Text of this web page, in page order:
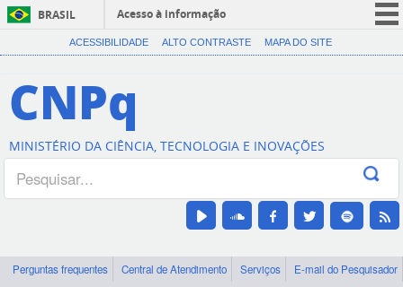
BRASIL
Acesso à informação
CORONAVÍRUS (COVID-19)
Canais
ACESSIBILIDADE ALTO CONTRASTE MAPA DO SITE
CNPq
MINISTÉRIO DA CIÊNCIA, TECNOLOGIA E INOVAÇÕES
Perguntas frequentes Central de Atendimento Serviços
E-mail do Pesquisador